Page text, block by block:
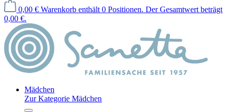
0,00 € Warenkorb enthält 0 Positionen. Der Gesamtwert beträgt
0,00 €.
Mädchen
Zur Kategorie Mädchen